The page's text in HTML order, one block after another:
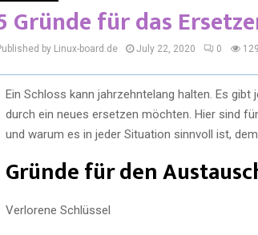
Gründe für das
by Linux-board.de July 22, 2020 0
Ein Schloss kann jahrzehntelang halten. Es
durch ein neues ersetzen möchten. Hier sind
und warum es in jeder Situation sinnvoll ist,
Gründe für den
Verlorene Schlüssel